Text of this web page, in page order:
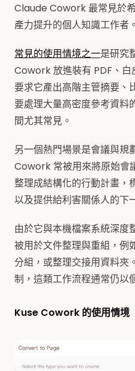
Claude Cowork 最常見於
產力提升的個人知識工作者。
常見的使用情境之一是研究
Cowork 放進裝有 PDF、白
要求它產出高階主管摘要、
要處理大量高密度參考資料
間尤其常見。
另一個熱門場景是會議與規
Cowork 常被用來將原始會
整理成結構化的行動計畫，
以及提供給利害關係人的下
由於它與本機檔案系統深
被用於文件整理與重組，例
分組，或整理交接用資料夾
制，這類工作流程通常仍以
Kuse Cowork 的使用情境